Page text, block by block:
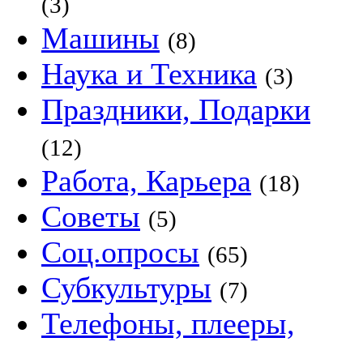
Машины (8)
Наука и Техника (3)
Праздники, Подарки
(12)
Работа, Карьера (18)
Советы (5)
Соц.опросы (65)
Субкультуры (7)
Телефоны, плееры,